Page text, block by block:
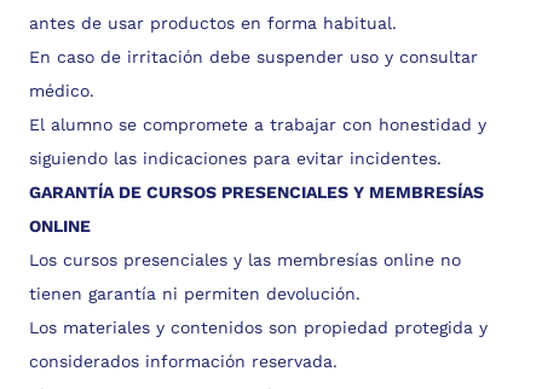
antes de usar productos en forma habitual.
En caso de irritación debe suspender uso y consultar
médico.
El alumno se compromete a trabajar con honestidad y
siguiendo las indicaciones para evitar incidentes.
GARANTÍA DE CURSOS PRESENCIALES Y MEMBRESÍAS
ONLINE
Los cursos presenciales y las membresías online no
tienen garantía ni permiten devolución.
Los materiales y contenidos son propiedad protegida y
considerados información reservada.